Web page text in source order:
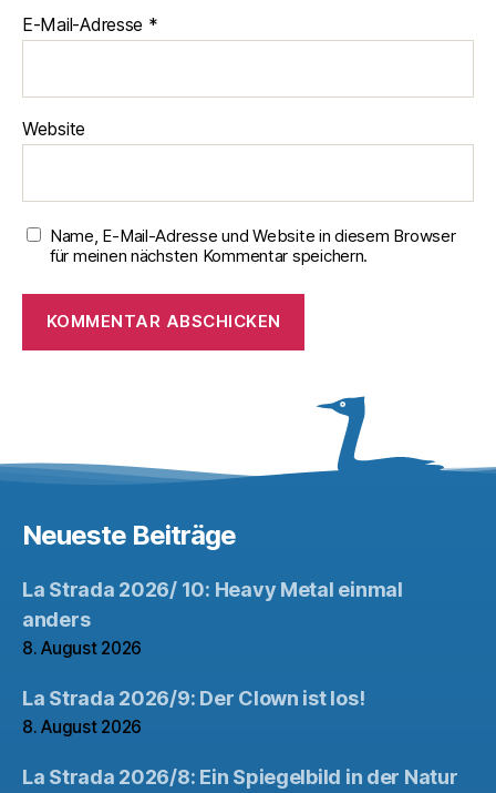
E-Mail-Adresse *
Website
Name, E-Mail-Adresse und Website in diesem Browser
für meinen nächsten Kommentar speichern.
Neueste Beiträge
La Strada 2026/ 10: Heavy Metal einmal
anders
8. August 2026
La Strada 2026/9: Der Clown ist los!
8. August 2026
La Strada 2026/8: Ein Spiegelbild in der Natur